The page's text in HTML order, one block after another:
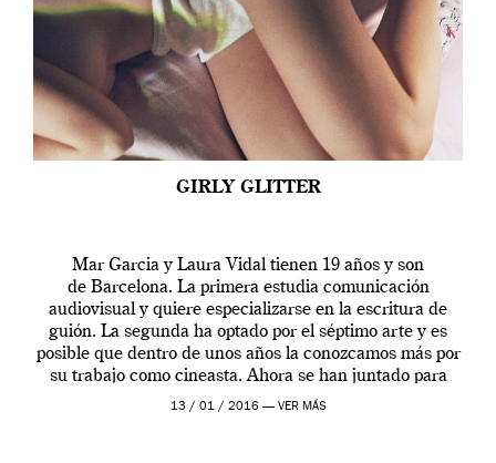
GIRLY GLITTER
Mar Garcia y Laura Vidal tienen 19 años y son
de Barcelona. La primera estudia comunicación
audiovisual y quiere especializarse en la escritura de
guión. La segunda ha optado por el séptimo arte y es
posible que dentro de unos años la conozcamos más por
su trabajo como cineasta. Ahora se han juntado para
contarnos una […]
13 / 01 / 2016 — VER MÁS